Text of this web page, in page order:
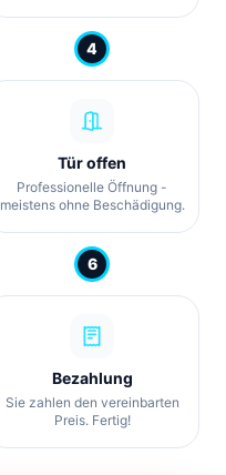
4
Tür offen
Professionelle Öffnung -
meistens ohne Beschädigung.
6
Bezahlung
Sie zahlen den vereinbarten
Preis. Fertig!